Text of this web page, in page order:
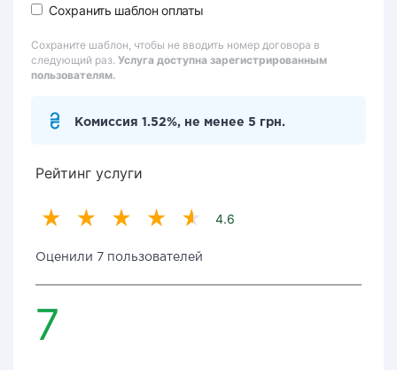
Сохранить шаблон оплаты
Сохраните шаблон, чтобы не вводить номер договора в
следующий раз. Услуга доступна зарегистрированным
пользователям.
Комиссия 1.52%, не менее 5 грн.
Рейтинг услуги
4.6
Оценили 7 пользователей
7